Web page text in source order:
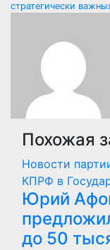
стратегически
Похожая
Новости
КПРФ в
Юрий
до 50